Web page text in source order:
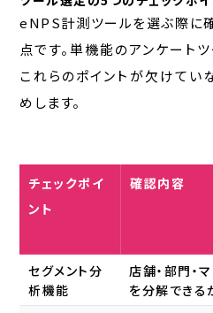
eNPS計測ツールを選ぶ際に
点です。単機能のアンケート
これらのポイントが欠けてい
めします。
チェックポイ
ント
確認内容
セグメント分
析機能
店舗・部門・
を分解できる